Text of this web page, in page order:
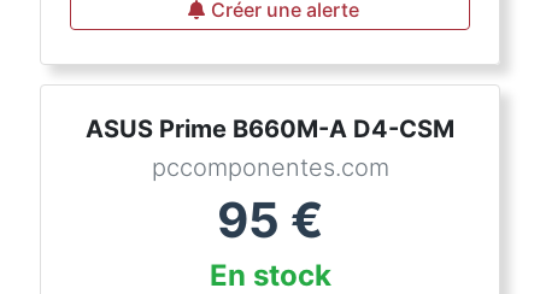
Créer une alerte
ASUS Prime B660M-A D4-CSM
pccomponentes.com
95 €
En stock